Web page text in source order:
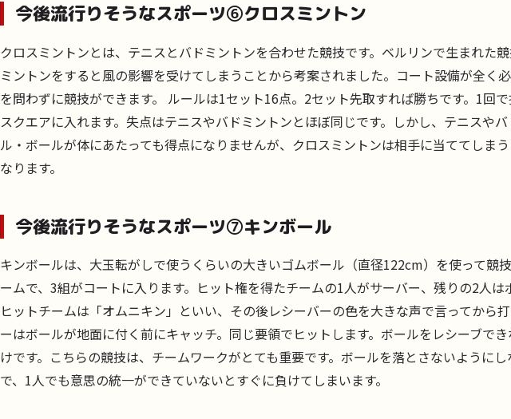
今後流行りそうなスポーツ⑥クロスミントン
クロスミントンとは、テニスとバドミントンを合わせた競技です。ベルリンで生まれた
ミントンをすると風の影響を受けてしまうことから考案されました。コート設備が全く
を問わずに競技ができます。 ルールは1セット16点。2セット先取すれば勝ちです。1回
スクエアに入れます。失点はテニスやバドミントンとほぼ同じです。しかし、テニスや
ル・ボールが体にあたっても得点になりませんが、クロスミントンは相手に当ててしま
なります。
今後流行りそうなスポーツ⑦キンボール
キンボールは、大玉転がしで使うくらいの大きいゴムボール（直径122cm）を使って競
ームで、3組がコートに入ります。ヒット権を得たチームの1人がサーバー、残りの2人は
ヒットチームは「オムニキン」といい、その後レシーバーの色を大きな声で言ってから
ーはボールが地面に付く前にキャッチ。同じ要領でヒットします。ボールをレシーブで
けです。こちらの競技は、チームワークがとても重要です。ボールを落とさないように
で、1人でも意思の統一ができていないとすぐに負けてしまいます。